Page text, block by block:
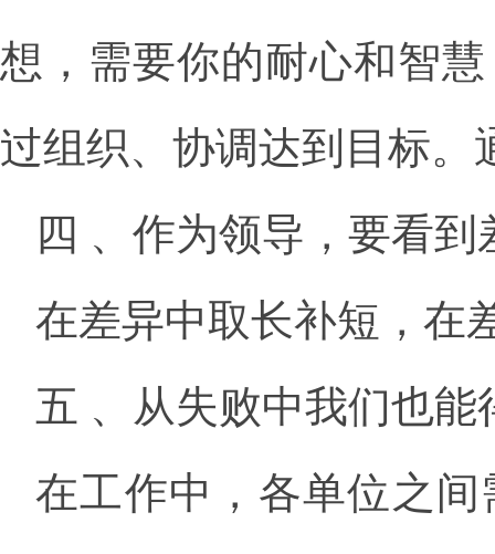
想，需要你的耐心和智
过组织、协调达到目标。
四 、作为领导，要看
在差异中取长补短，在
五 、从失败中我们也
在工作中，各单位之